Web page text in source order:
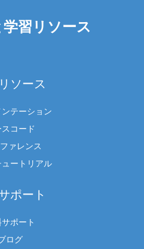
習リソース
ソース
ンテーション
スコード
ァレンス
ュートリアル
ポート
ポート
ログ